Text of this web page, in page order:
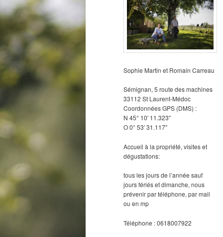
Sophie Martin et Romain Carreau
Sémignan, 5 route des machines
33112 St Laurent-Médoc
Coordonnées GPS (DMS) :
N 45° 10′ 11.323″
O 0° 53′ 31.117″
Accueil à la propriété, visites et
dégustations:
tous les jours de l’année sauf
jours fériés et dimanche, nous
prévenir par téléphone, par mail
ou en mp
Téléphone : 0618007922